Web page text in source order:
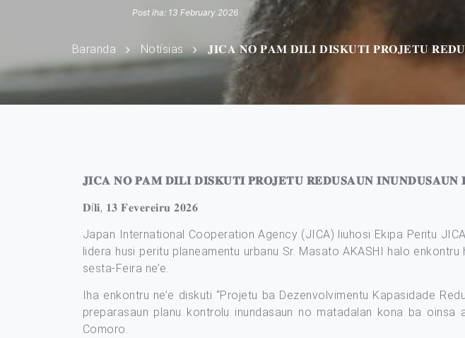
Post iha: 13 February 2026
Baranda Notísias 𝐉𝐈𝐂𝐀 𝐍𝐎 𝐏𝐀𝐌 𝐃𝐈𝐋𝐈 𝐃𝐈𝐒𝐊𝐔𝐓𝐈 𝐏𝐑𝐎𝐉𝐄𝐓𝐔
𝐉𝐈𝐂𝐀 𝐍𝐎 𝐏𝐀𝐌 𝐃𝐈𝐋𝐈 𝐃𝐈𝐒𝐊𝐔𝐓𝐈 𝐏𝐑𝐎𝐉𝐄𝐓𝐔 𝐑𝐄𝐃𝐔𝐒𝐀𝐔𝐍 𝐈𝐍𝐔𝐍𝐃𝐔𝐒𝐀𝐔𝐍
𝐃í𝐥𝐢, 𝟏𝟑 𝐅𝐞𝐯𝐞𝐫𝐞𝐢𝐫𝐮 𝟐𝟎𝟐𝟔
Japan International Cooperation Agency (JICA) liuhosi Ekipa Peritu
lidera husi peritu planeamentu urbanu Sr. Masato AKASHI halo
sesta-Feira ne’e.
Iha enkontru ne’e diskuti “Projetu ba Dezenvolvimentu Kapasidade
preparasaun planu kontrolu inundasaun no matadalan kona ba
Comoro.